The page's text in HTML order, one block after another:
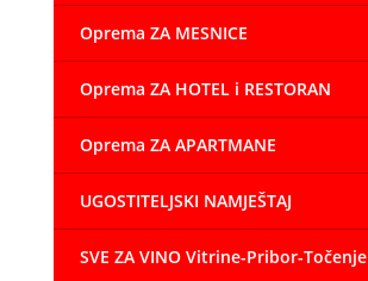
Oprema ZA MESNICE
Oprema ZA HOTEL i RESTORAN
Oprema ZA APARTMANE
UGOSTITELJSKI NAMJEŠTAJ
SVE ZA VINO Vitrine-Pribor-Točenje